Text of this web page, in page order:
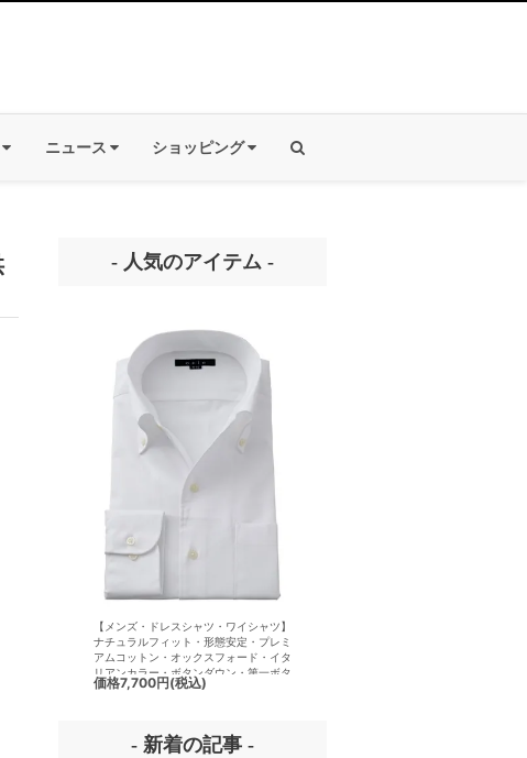
ニュース ショッピング
- 人気のアイテム -
】
ト
ボ
ト
【メンズ・ドレスシャツ・ワイシャツ】
ナチュラルフィット・形態安定・プレミ
アムコットン・オックスフォード・イタ
リアンカラー・ボタンダウン・第一ボタ
ンあり
価格7,700円(税込)
- 新着の記事 -